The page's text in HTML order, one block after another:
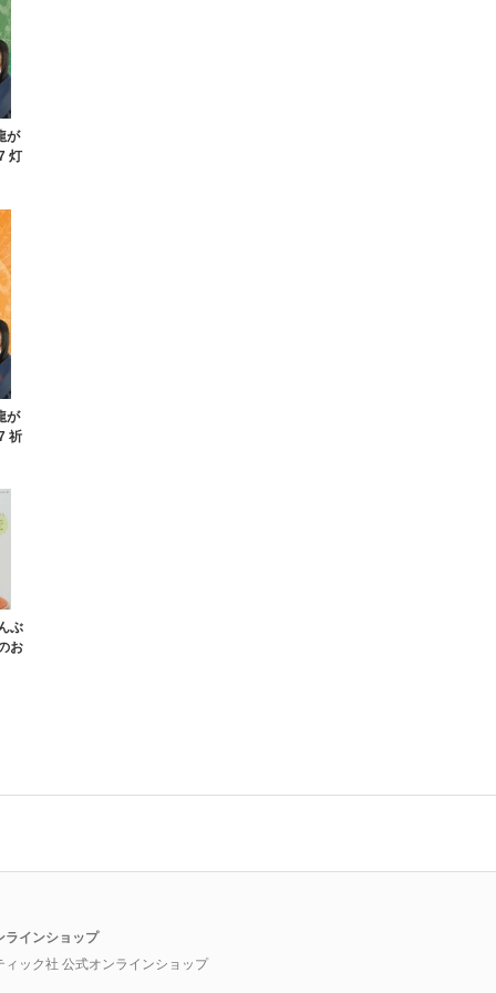
が
灯
が
祈
ぶ
お
ラインショップ
ィック社 公式オンラインショップ